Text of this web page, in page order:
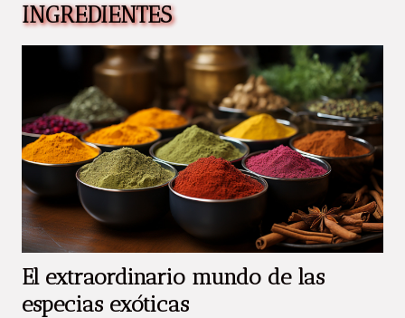
INGREDIENTES
El extraordinario mundo de las
especias exóticas